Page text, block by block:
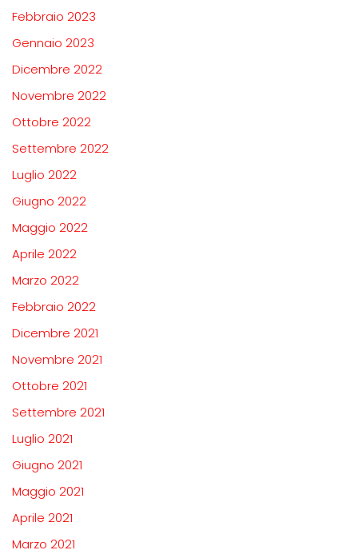
Febbraio 2023
Gennaio 2023
Dicembre 2022
Novembre 2022
Ottobre 2022
Settembre 2022
Luglio 2022
Giugno 2022
Maggio 2022
Aprile 2022
Marzo 2022
Febbraio 2022
Dicembre 2021
Novembre 2021
Ottobre 2021
Settembre 2021
Luglio 2021
Giugno 2021
Maggio 2021
Aprile 2021
Marzo 2021